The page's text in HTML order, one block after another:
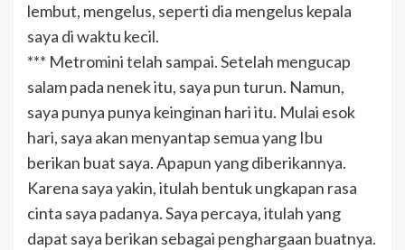
lembut, mengelus, seperti dia mengelus kepala
saya di waktu kecil.
*** Metromini telah sampai. Setelah mengucap
salam pada nenek itu, saya pun turun. Namun,
saya punya punya keinginan hari itu. Mulai esok
hari, saya akan menyantap semua yang Ibu
berikan buat saya. Apapun yang diberikannya.
Karena saya yakin, itulah bentuk ungkapan rasa
cinta saya padanya. Saya percaya, itulah yang
dapat saya berikan sebagai penghargaan buatnya.